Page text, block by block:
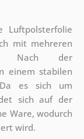
Luftpolsterfolie
mit mehreren
Nach der
einem stabilen
es sich um
sich auf der
Ware, wodurch
wird.